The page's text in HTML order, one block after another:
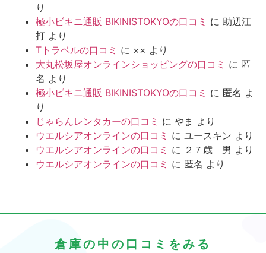
り
極小ビキニ通販 BIKINISTOKYOの口コミ に 助辺江
打 より
Tトラベルの口コミ に ×× より
大丸松坂屋オンラインショッピングの口コミ に 匿
名 より
極小ビキニ通販 BIKINISTOKYOの口コミ に 匿名 よ
り
じゃらんレンタカーの口コミ に やま より
ウエルシアオンラインの口コミ に ユースキン より
ウエルシアオンラインの口コミ に ２７歳 男 より
ウエルシアオンラインの口コミ に 匿名 より
倉庫の中の口コミをみる